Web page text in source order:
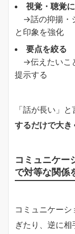
視覚・聴覚
→話の抑揚・
と印象を強化
要点を絞る
→伝えたいこ
提示する
「話が長い」と
するだけで大き
コミュニケー
で対等な関係
コミュニケー
ぎたり、逆に